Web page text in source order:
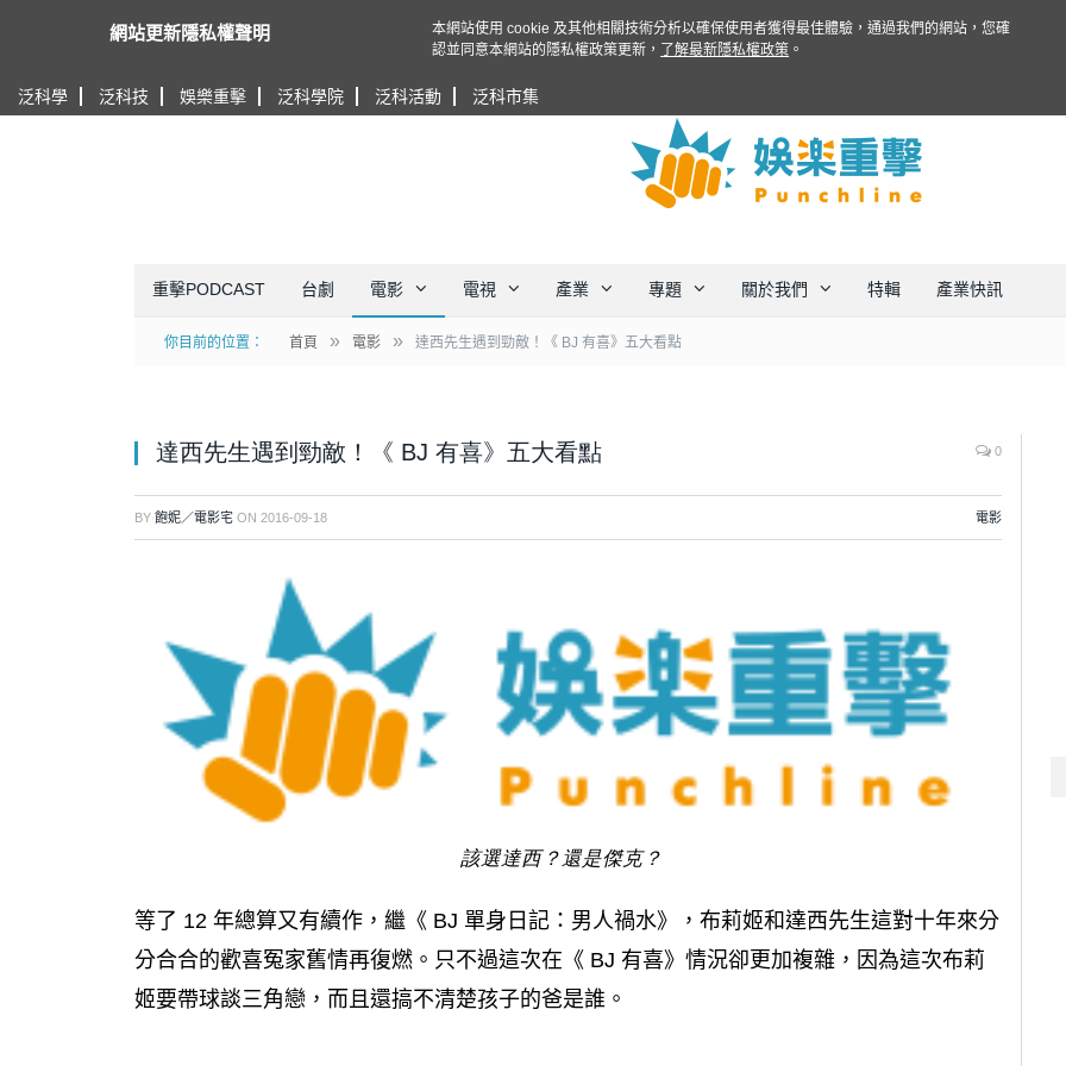
泛科學 泛科技 娛樂重擊 泛科學院 泛科活動 泛科市集
重擊PODCAST 台劇 電影 電視 產業 專題 關於我們 特輯 產業快訊
你目前的位置： 首頁 » 電影 » 達西先生遇到勁敵！《 BJ 有喜》五大看點
達西先生遇到勁敵！《 BJ 有喜》五大看點 0
BY 飽妮／電影宅 ON 2016-09-18 電影
該選達西？還是傑克？
等了 12 年總算又有續作，繼《 BJ 單身日記：男人禍水》，布莉姬和達西先生這對十年來分
分合合的歡喜冤家舊情再復燃。只不過這次在《 BJ 有喜》情況卻更加複雜，因為這次布莉
姬要帶球談三角戀，而且還搞不清楚孩子的爸是誰。
網站更新隱私權聲明
本網站使用 cookie 及其他相關技術分析以確保使用者獲得最佳體驗，通過我們的網站，您確
認並同意本網站的隱私權政策更新，
了解最新隱私權政策 。